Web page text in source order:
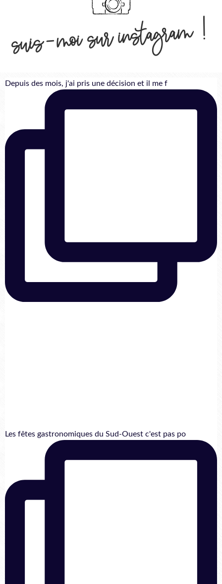
suis-moi sur instagram !
Depuis des mois, j'ai pris une décision et il me f
Les fêtes gastronomiques du Sud-Ouest c'est pas po